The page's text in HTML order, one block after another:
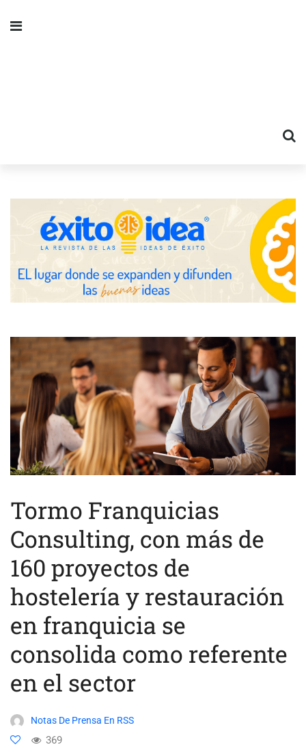
Tormo Franquicias
Consulting, con más de
160 proyectos de
hostelería y restauración
en franquicia se
consolida como referente
en el sector
Notas De Prensa En RSS
369